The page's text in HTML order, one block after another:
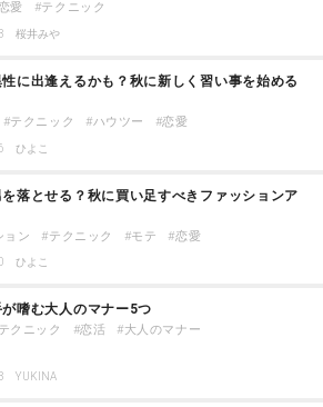
愛 テクニック
桜井みや
に出逢えるかも？秋に新しく習い事を始める
テクニック ハウツー 恋愛
ひよこ
落とせる？秋に買い足すべきファッションア
ョン テクニック モテ 恋愛
ひよこ
嗜む大人のマナー5つ
テクニック 恋活 大人のマナー
YUKINA